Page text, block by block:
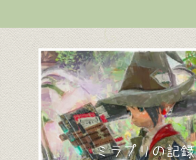
ミラプリの記録